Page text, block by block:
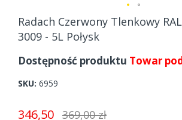
Skip
to
beginning
the
gallery
Radach Czerwony Tlenkowy RAL
3009 - 5L Połysk
Dostępność produktu Towar
SKU 6959
346,50 369,00 zł